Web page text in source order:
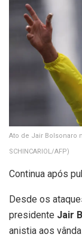
Ato de Jair Bolsonaro
SCHINCARIOL/AFP)
Continua após
Desde os
presidente Jair
anistia aos